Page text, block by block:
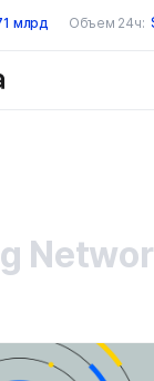
млрд Объем 24ч: